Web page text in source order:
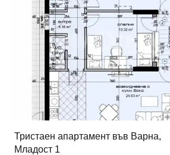
Тристаен апартамент във Варна,
Младост 1